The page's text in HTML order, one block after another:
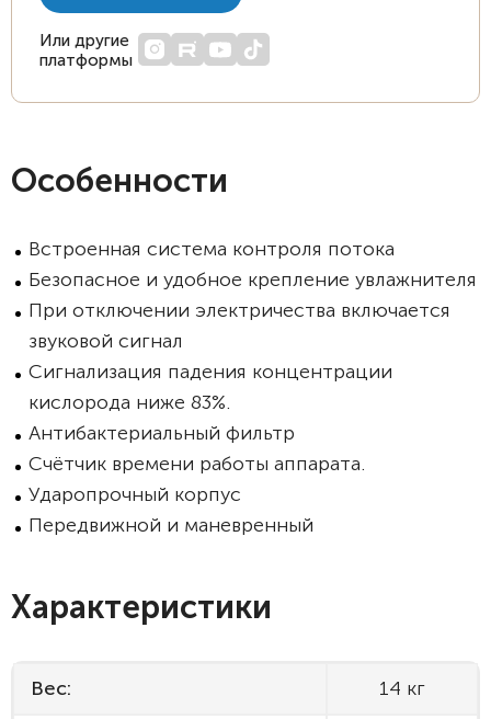
Или другие
платформы
Особенности
Встроенная система контроля потока
Безопасное и удобное крепление увлажнителя
При отключении электричества включается
звуковой сигнал
Сигнализация падения концентрации
кислорода ниже 83%.
Антибактериальный фильтр
Счётчик времени работы аппарата.
Ударопрочный корпус
Передвижной и маневренный
Характеристики
Вес: 14 кг